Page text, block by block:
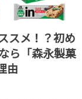
スメ！？初め
ら「森永製菓
由